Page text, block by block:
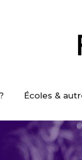
Écoles &